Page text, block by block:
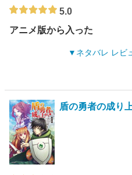
5.0
アニメ版から入った
ネタバレ レビ
盾の勇者の成り